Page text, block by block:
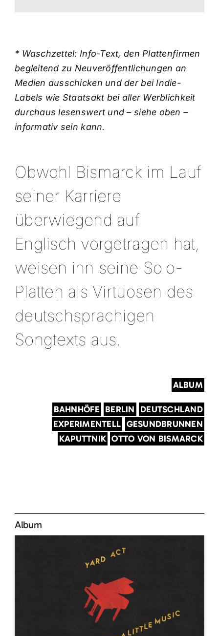
* Waschzettel: Info-Text, den Plattenfirmen
begleitend zu Neuveröffentlichungen an
Medien ausschicken und der bei Indie-
Labels wie Staatsakt bei aller Werblichkeit
durchaus lesenswert und – siehe oben –
informativ sein kann.
Obwohl Bismarck im Lauf
seiner Karriere
überwiegend auf
Englisch vorgetragen hat,
weisen ihn seine Solo-
Platten als Virtuosen des
deutschsprachigen
Songtexts aus.
ALBUM
BAHNHÖFE BERLIN
DEUTSCHLAND
EXPERIMENTELL GESUNDBRUNNEN
KAPUTTNIK OTTO VON BISMARCK
Album